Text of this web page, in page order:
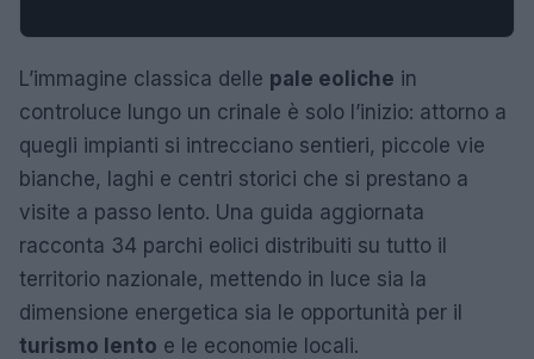
L’immagine classica delle pale eoliche in
controluce lungo un crinale è solo l’inizio: attorno a
quegli impianti si intrecciano sentieri, piccole vie
bianche, laghi e centri storici che si prestano a
visite a passo lento. Una guida aggiornata
racconta 34 parchi eolici distribuiti su tutto il
territorio nazionale, mettendo in luce sia la
dimensione energetica sia le opportunità per il
turismo lento e le economie locali.